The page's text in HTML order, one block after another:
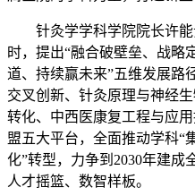
针灸学学科学院院长许能
时，提出“融合破壁垒、战略
道、持续赢未来”五维发展路
交叉创新、针灸原理与神经
转化、中西医康复工程与应
盟五大平台，全面推动学科“
化”转型，力争到2030年建成
人才摇篮、数智样板。